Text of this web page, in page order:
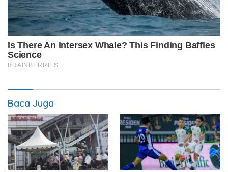
Baca Juga